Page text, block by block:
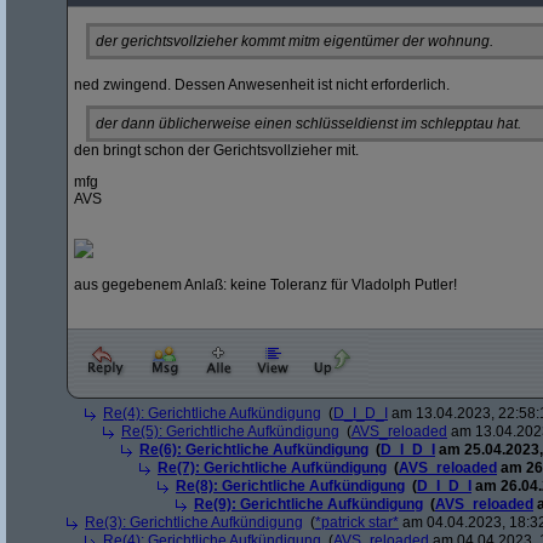
der gerichtsvollzieher kommt mitm eigentümer der wohnung.
ned zwingend. Dessen Anwesenheit ist nicht erforderlich.
der dann üblicherweise einen schlüsseldienst im schlepptau hat.
den bringt schon der Gerichtsvollzieher mit.
mfg
AVS
aus gegebenem Anlaß: keine Toleranz für Vladolph Putler!
Re(4): Gerichtliche Aufkündigung (D_I_D_I
am 13.04.2023,
Re(5): Gerichtliche Aufkündigung (AVS_reloaded am
Re(6): Gerichtliche Aufkündigung (D_I_D_I
am
Re(7): Gerichtliche Aufkündigung (AVS_reloaded am
Re(8): Gerichtliche Aufkündigung (D_I_D_I
am
Re(9): Gerichtliche Aufkündigung (AVS_reloaded
Re(3): Gerichtliche Aufkündigung (*patrick star* am 04.04.2023,